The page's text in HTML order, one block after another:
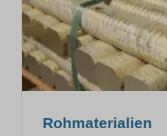
Rohmaterialien